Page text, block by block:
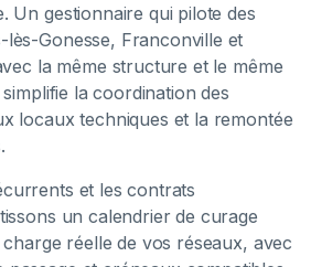
Un gestionnaire qui pilote des
lès-Gonesse, Franconville et
la même structure et le même
la coordination des
locaux techniques et la remontée
et les contrats
un calendrier de curage
réelle de vos réseaux, avec